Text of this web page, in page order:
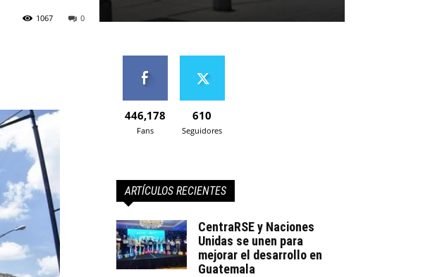
0
1067
446,178
Fans
610
Seguidores
ARTÍCULOS RECIENTES
CentraRSE y Naciones
Unidas se unen para
mejorar el desarrollo en
Guatemala